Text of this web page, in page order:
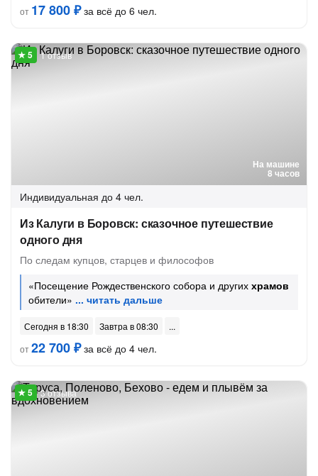
от 17 800 ₽за всё до 6 чел.
На машине
8 часов
1 отзыв
Индивидуальная до 4 чел.
Из Калуги в Боровск: сказочное путешествие
одного дня
По следам купцов, старцев и философов
«Посещение Рождественского собора и других храмов
обители»
Сегодня в 18:30
Завтра в 08:30
от22 700 ₽за всё до 4 чел.
3 отзыва